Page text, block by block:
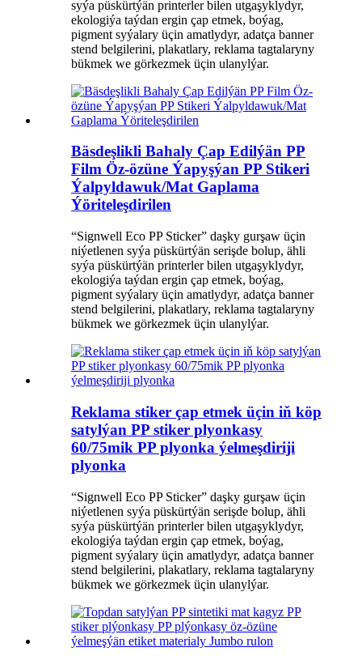
syýa püskürtýän printerler bilen utgaşyklydyr,
ekologiýa taýdan ergin çap etmek, boýag,
pigment syýalary üçin amatlydyr, adatça banner
stend belgilerini, plakatlary, reklama tagtalaryny
bükmek we görkezmek üçin ulanylýar.
Bäsdeşlikli Bahaly Çap Edilýän PP
Film Öz-özüne Ýapyşýan PP Stikeri
Ýalpyldawuk/Mat Gaplama
Ýöriteleşdirilen
“Signwell Eco PP Sticker” daşky gurşaw üçin
niýetlenen syýa püskürtýän serişde bolup, ähli
syýa püskürtýän printerler bilen utgaşyklydyr,
ekologiýa taýdan ergin çap etmek, boýag,
pigment syýalary üçin amatlydyr, adatça banner
stend belgilerini, plakatlary, reklama tagtalaryny
bükmek we görkezmek üçin ulanylýar.
Reklama stiker çap etmek üçin iň köp
satylýan PP stiker plyonkasy
60/75mik PP plyonka ýelmeşdiriji
plyonka
“Signwell Eco PP Sticker” daşky gurşaw üçin
niýetlenen syýa püskürtýän serişde bolup, ähli
syýa püskürtýän printerler bilen utgaşyklydyr,
ekologiýa taýdan ergin çap etmek, boýag,
pigment syýalary üçin amatlydyr, adatça banner
stend belgilerini, plakatlary, reklama tagtalaryny
bükmek we görkezmek üçin ulanylýar.